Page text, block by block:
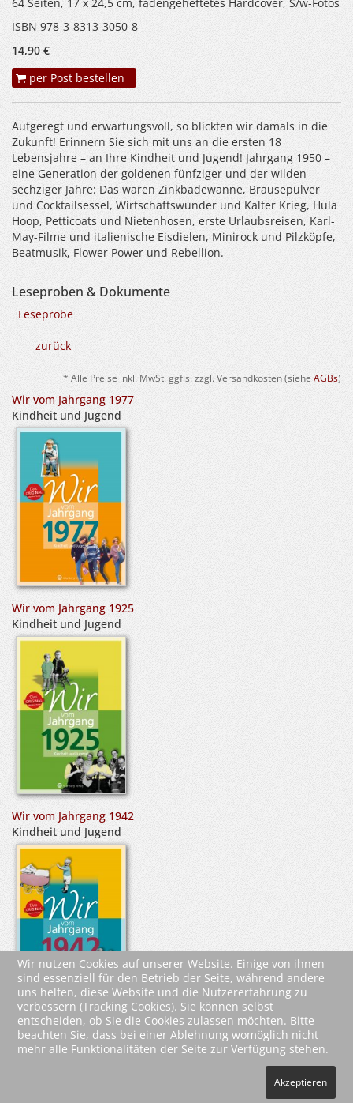
ISBN 978-3-8313-3050-8
14,90 €
per Post bestellen
Aufgeregt und erwartungsvoll, so blickten wir damals in die
Zukunft! Erinnern Sie sich mit uns an die ersten 18
Lebensjahre – an Ihre Kindheit und Jugend! Jahrgang 1950 –
eine Generation der goldenen fünfziger und der wilden
sechziger Jahre: Das waren Zinkbadewanne, Brausepulver
und Cocktailsessel, Wirtschaftswunder und Kalter Krieg, Hula
Hoop, Petticoats und Nietenhosen, erste Urlaubsreisen, Karl-
May-Filme und italienische Eisdielen, Minirock und Pilzköpfe,
Beatmusik, Flower Power und Rebellion.
Leseproben & Dokumente
Leseprobe
zurück
* Alle Preise inkl. MwSt. ggfls. zzgl. Versandkosten (siehe AGBs)
Wir vom Jahrgang 1977
Kindheit und Jugend
Wir vom Jahrgang 1925
Kindheit und Jugend
Wir vom Jahrgang 1942
Kindheit und Jugend
Vertrag widerrufen
Wir nutzen Cookies auf unserer Website. Einige von ihnen
sind essenziell für den Betrieb der Seite, während andere
uns helfen, diese Website und die Nutzererfahrung zu
verbessern (Tracking Cookies). Sie können selbst
entscheiden, ob Sie die Cookies zulassen möchten. Bitte
beachten Sie, dass bei einer Ablehnung womöglich nicht
mehr alle Funktionalitäten der Seite zur Verfügung stehen.
Akzeptieren